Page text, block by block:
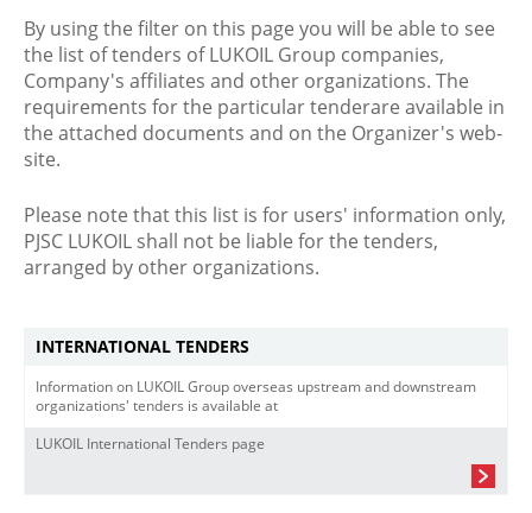
By using the filter on this page you will be able to see
the list of tenders of LUKOIL Group companies,
Company's affiliates and other organizations. The
requirements for the particular tenderare available in
the attached documents and on the Organizer's web-
site.
Please note that this list is for users' information only,
PJSC LUKOIL shall not be liable for the tenders,
arranged by other organizations.
INTERNATIONAL TENDERS
Information on LUKOIL Group overseas upstream and downstream
organizations' tenders is available at
LUKOIL International Tenders page